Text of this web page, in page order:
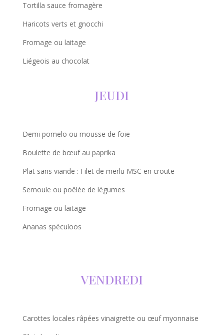
Tortilla sauce fromagère
Haricots verts et gnocchi
Fromage ou laitage
Liégeois au chocolat
JEUDI
Demi pomelo ou mousse de foie
Boulette de bœuf au paprika
Plat sans viande : Filet de merlu MSC en croute
Semoule ou poêlée de légumes
Fromage ou laitage
Ananas spéculoos
VENDREDI
Carottes locales râpées vinaigrette ou œuf myonnaise